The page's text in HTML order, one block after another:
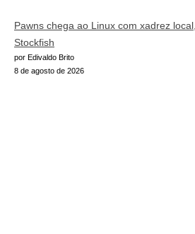
Pawns chega ao Linux com xadrez
Stockfish
por Edivaldo Brito
8 de agosto de 2026